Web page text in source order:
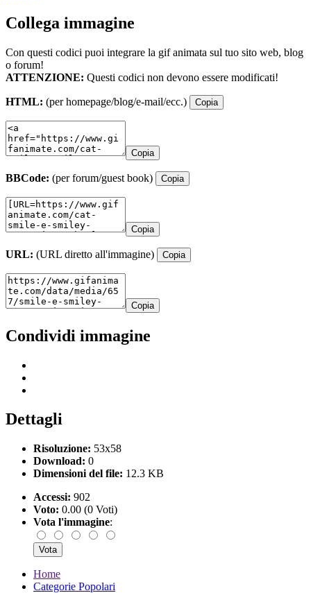
Collega immagine
Con questi codici puoi integrare la gif animata sul tuo sito web, blog
o forum!
ATTENZIONE: Questi codici non devono essere modificati!
HTML: (per homepage/blog/e-mail/ecc.) Copia
Copia
BBCode: (per forum/guest book) Copia
Copia
URL: (URL diretto all'immagine) Copia
Copia
Condividi immagine
Dettagli
Risoluzione: 53x58
Download: 0
Dimensioni del file: 12.3 KB
Accessi: 902
Voto: 0.00 (0 Voti)
Vota l'immagine:
Home
Categorie Popolari